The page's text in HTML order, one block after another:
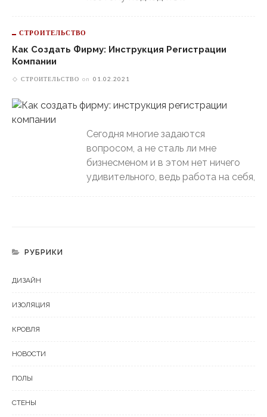
СТРОИТЕЛЬСТВО
Как Создать Фирму: Инструкция Регистрации
Компании
СТРОИТЕЛЬСТВО on 01.02.2021
Сегодня многие задаются
вопросом, а не сталь ли мне
бизнесменом и в этом нет ничего
удивительного, ведь работа на себя,
РУБРИКИ
ДИЗАЙН
ИЗОЛЯЦИЯ
КРОВЛЯ
НОВОСТИ
ПОЛЫ
СТЕНЫ